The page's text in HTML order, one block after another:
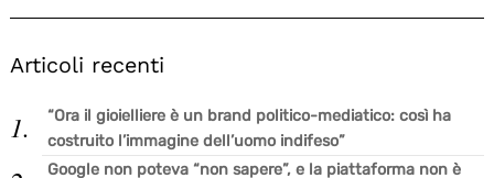
Articoli recenti
“Ora il gioielliere è un brand politico-mediatico: così ha
costruito l’immagine dell’uomo indifeso”
Google non poteva “non sapere”, e la piattaforma non è